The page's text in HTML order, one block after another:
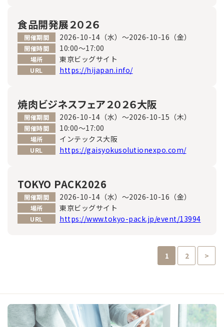
食品開発展２０２６
開催期間 2026-10-14（水）～2026-10-16（金）
開催時間 10:00～17:00
場所 東京ビッグサイト
URL https://hijapan.info/
焼肉ビジネスフェア２０２６大阪
開催期間 2026-10-14（水）～2026-10-15（木）
開催時間 10:00～17:00
場所 インテックス大阪
URL https://gaisyokusolutionexpo.com/
TOKYO PACK2026
開催期間 2026-10-14（水）～2026-10-16（金）
場所 東京ビッグサイト
URL https://www.tokyo-pack.jp/event/13994
1 2 >